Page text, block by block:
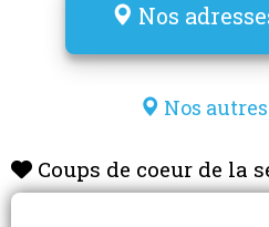
Nos
Nos
Coups de coeur de la